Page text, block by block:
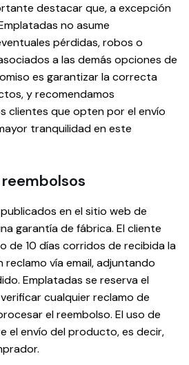
destacar que, a excepción
no asume
pérdidas, robos o
a las demás opciones de
es garantizar la correcta
y recomendamos
clientes que opten por el envío
tranquilidad en este
en el sitio web de
garantía de fábrica. El cliente
de 10 días corridos de recibida la
vía email, adjuntando
Emplatadas se reserva el
cualquier reclamo de
el reembolso. El uso de
el envío del producto, es decir,